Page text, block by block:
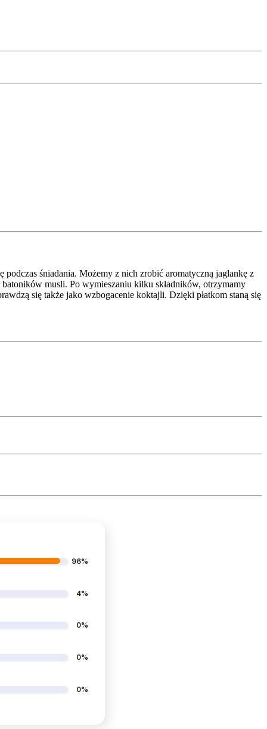
śniadania. Możemy z nich zrobić aromatyczną jaglankę z
musli. Po wymieszaniu kilku składników, otrzymamy
się także jako wzbogacenie koktajli. Dzięki płatkom staną się
96%
4%
0%
0%
0%